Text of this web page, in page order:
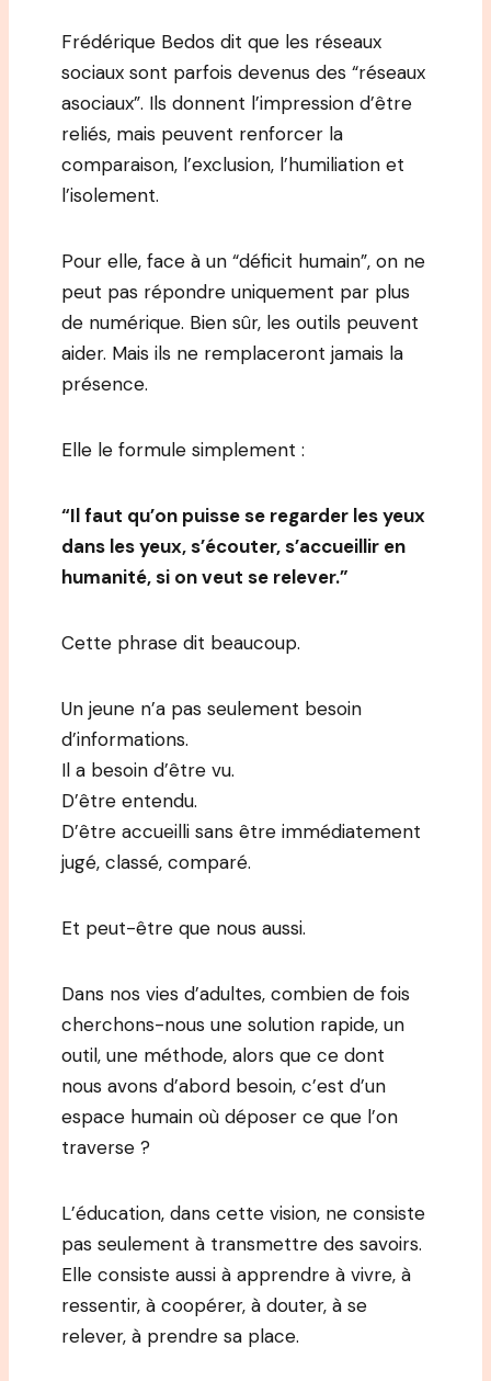
Frédérique Bedos dit que les réseaux
sociaux sont parfois devenus des “réseaux
asociaux”. Ils donnent l’impression d’être
reliés, mais peuvent renforcer la
comparaison, l’exclusion, l’humiliation et
l’isolement.
Pour elle, face à un “déficit humain”, on ne
peut pas répondre uniquement par plus
de numérique. Bien sûr, les outils peuvent
aider. Mais ils ne remplaceront jamais la
présence.
Elle le formule simplement :
“Il faut qu’on puisse se regarder les yeux
dans les yeux, s’écouter, s’accueillir en
humanité, si on veut se relever.”
Cette phrase dit beaucoup.
Un jeune n’a pas seulement besoin
d’informations.
Il a besoin d’être vu.
D’être entendu.
D’être accueilli sans être immédiatement
jugé, classé, comparé.
Et peut-être que nous aussi.
Dans nos vies d’adultes, combien de fois
cherchons-nous une solution rapide, un
outil, une méthode, alors que ce dont
nous avons d’abord besoin, c’est d’un
espace humain où déposer ce que l’on
traverse ?
L’éducation, dans cette vision, ne consiste
pas seulement à transmettre des savoirs.
Elle consiste aussi à apprendre à vivre, à
ressentir, à coopérer, à douter, à se
relever, à prendre sa place.